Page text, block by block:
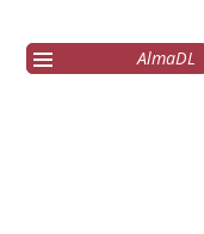
AlmaDL